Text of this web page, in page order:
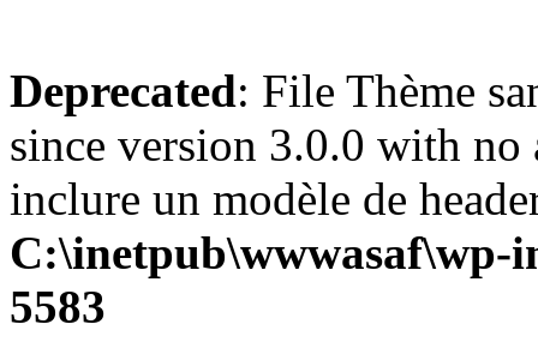
Deprecated: File Thème
since version 3.0.0 with
inclure un modèle de
C:\inetpub\wwwasaf\wp-
5583